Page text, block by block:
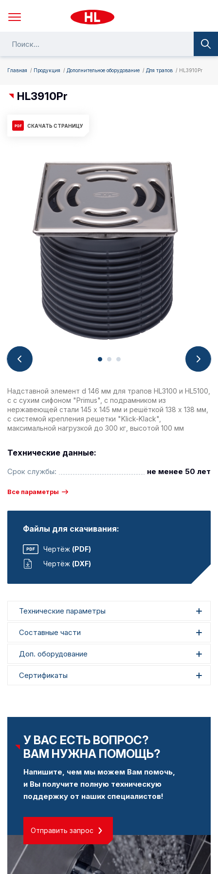
Главная Продукция Дополнительное оборудование Для трапов HL3910Pr
HL3910Pr
СКАЧАТЬ СТРАНИЦУ
Надставной элемент d 146 мм для трапов HL3100 и HL5100,
с с сухим сифоном "Primus", с подрамником из
нержавеющей стали 145 x 145 мм и решёткой 138 x 138 мм,
с системой крепления решетки "Klick-Klack",
максимальной нагрузкой до 300 кг, высотой 100 мм
Технические данные:
Срок службы: не менее 50 лет
Все параметры
Файлы для скачивания:
Чертёж (PDF)
Чертёж (DXF)
Технические параметры
Составные части
Доп. оборудование
Сертификаты
У ВАС ЕСТЬ ВОПРОС?
ВАМ НУЖНА ПОМОЩЬ?
Напишите, чем мы можем Вам помочь,
и Вы получите полную техническую
поддержку от наших специалистов!
Отправить запрос